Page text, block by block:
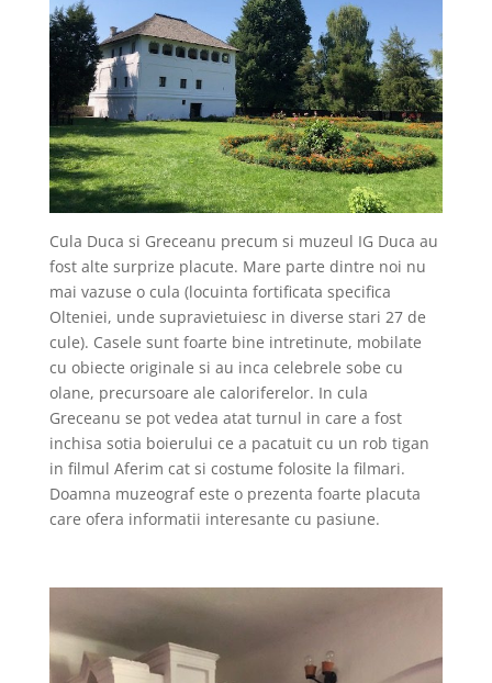
Cula Duca si Greceanu precum si muzeul IG Duca au
fost alte surprize placute. Mare parte dintre noi nu
mai vazuse o cula (locuinta fortificata specifica
Olteniei, unde supravietuiesc in diverse stari 27 de
cule). Casele sunt foarte bine intretinute, mobilate
cu obiecte originale si au inca celebrele sobe cu
olane, precursoare ale caloriferelor. In cula
Greceanu se pot vedea atat turnul in care a fost
inchisa sotia boierului ce a pacatuit cu un rob tigan
in filmul Aferim cat si costume folosite la filmari.
Doamna muzeograf este o prezenta foarte placuta
care ofera informatii interesante cu pasiune.